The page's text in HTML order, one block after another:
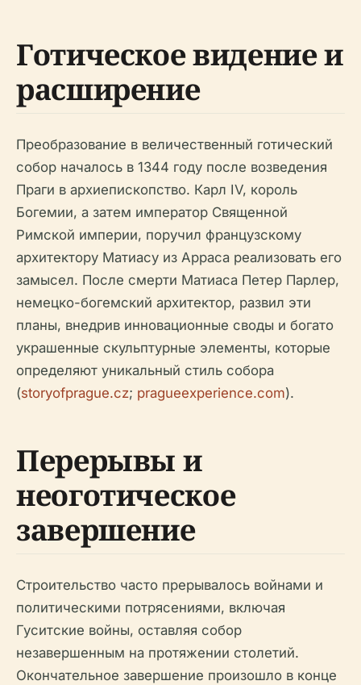
Готическое видение и
расширение
Преобразование в величественный готический
собор началось в 1344 году после возведения
Праги в архиепископство. Карл IV, король
Богемии, а затем император Священной
Римской империи, поручил французскому
архитектору Матиасу из Арраса реализовать его
замысел. После смерти Матиаса Петер Парлер,
немецко-богемский архитектор, развил эти
планы, внедрив инновационные своды и богато
украшенные скульптурные элементы, которые
определяют уникальный стиль собора
(storyofprague.cz; pragueexperience.com).
Перерывы и
неоготическое
завершение
Строительство часто прерывалось войнами и
политическими потрясениями, включая
Гуситские войны, оставляя собор
незавершенным на протяжении столетий.
Окончательное завершение произошло в конце